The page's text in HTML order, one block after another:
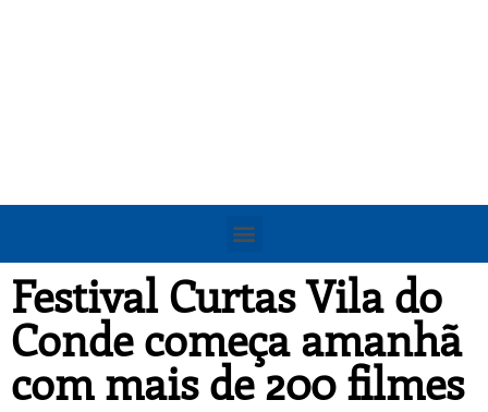
Festival Curtas Vila do
Conde começa amanhã
com mais de 200 filmes